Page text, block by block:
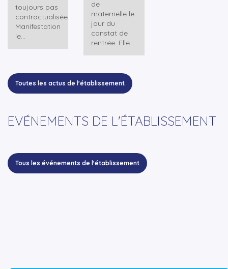
toujours pas
contractualisée.
Manifestation
le...
de
maternelle le
jour du
constat de
rentrée. Elle...
Toutes les actus de l'établissement
EVÉNEMENTS DE L'ÉTABLISSEMENT
Tous les événements de l'établissement